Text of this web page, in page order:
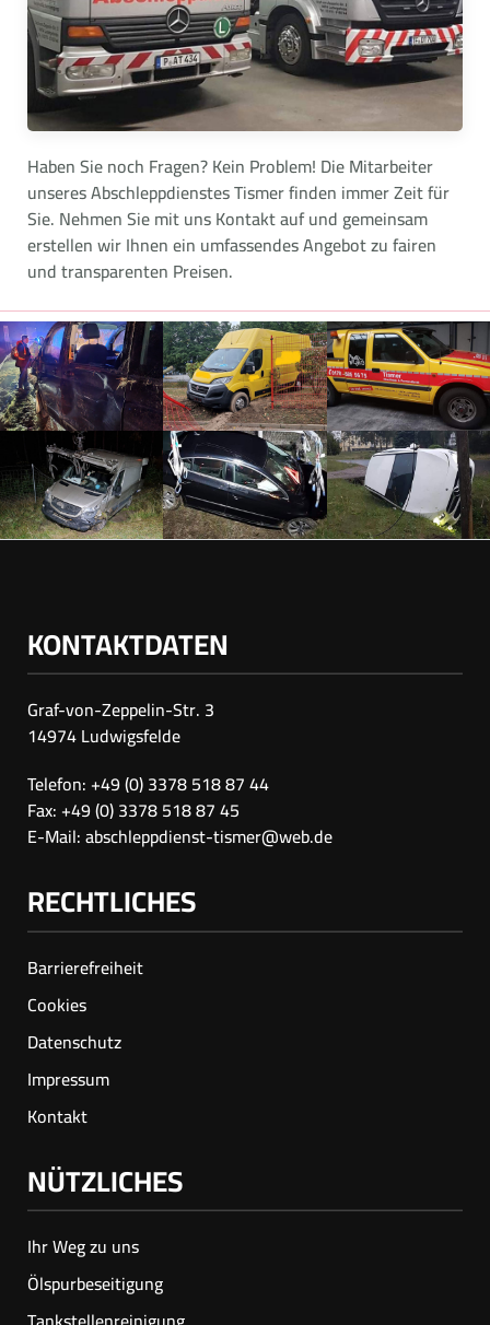
Haben Sie noch Fragen? Kein Problem! Die Mitarbeiter
unseres Abschleppdienstes Tismer finden immer Zeit für
Sie. Nehmen Sie mit uns Kontakt auf und gemeinsam
erstellen wir Ihnen ein umfassendes Angebot zu fairen
und transparenten Preisen.
KONTAKTDATEN
Graf-von-Zeppelin-Str. 3
14974 Ludwigsfelde
Telefon: +49 (0) 3378 518 87 44
Fax: +49 (0) 3378 518 87 45
E-Mail:abschleppdienst-tismer@web.de
RECHTLICHES
Barrierefreiheit
Cookies
Datenschutz
Impressum
Kontakt
NÜTZLICHES
Ihr Weg zu uns
Ölspur­beseitigung